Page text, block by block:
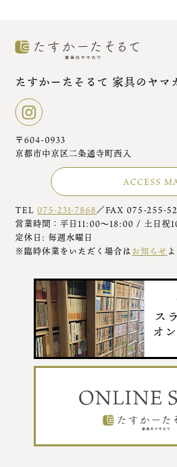
たすかーたそるて 家具のヤマ
〒604-0933
京都市中京区二条通寺町西入
ACCESS
TEL075-231-7868／FAX 075-255-
営業時間：平日11:00～18:00 / 土日祝
定休日: 毎週水曜日
※臨時休業をいただく場合はお知らせ